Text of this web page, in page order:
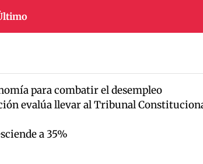
para combatir el desempleo
evalúa llevar al Tribunal
a 35%